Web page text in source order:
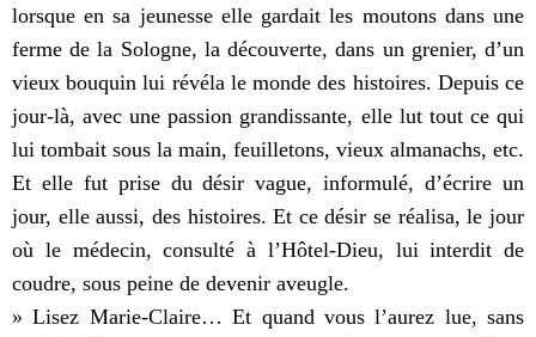
lorsque en sa jeunesse elle gardait les moutons dans une
ferme de la Sologne, la découverte, dans un grenier, d’un
vieux bouquin lui révéla le monde des histoires. Depuis ce
jour-là, avec une passion grandissante, elle lut tout ce qui
lui tombait sous la main, feuilletons, vieux almanachs, etc.
Et elle fut prise du désir vague, informulé, d’écrire un
jour, elle aussi, des histoires. Et ce désir se réalisa, le jour
où le médecin, consulté à l’Hôtel-Dieu, lui interdit de
coudre, sous peine de devenir aveugle.
» Lisez Marie-Claire… Et quand vous l’aurez lue, sans